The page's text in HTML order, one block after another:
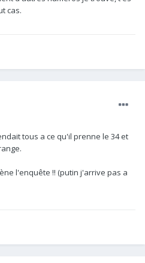
cas.
tous a ce qu'il prenne le 34 et
l'enquête !! (putin j'arrive pas a